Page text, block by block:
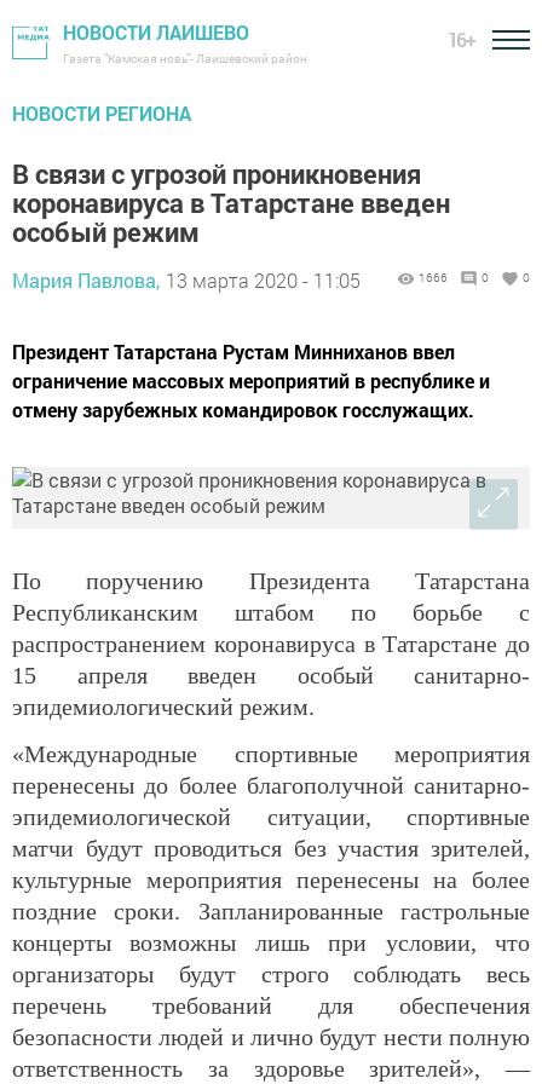
НОВОСТИ ЛАИШЕВО
Газета "Камская новь"- Лаишевский район
16+
НОВОСТИ РЕГИОНА
В связи с угрозой проникновения
коронавируса в Татарстане введен
особый режим
Мария Павлова, 13 марта 2020 - 11:05 1666 0 0
Президент Татарстана Рустам Минниханов ввел
ограничение массовых мероприятий в республике и
отмену зарубежных командировок госслужащих.
По поручению Президента Татарстана
Республиканским штабом по борьбе с
распространением коронавируса в Татарстане до
15 апреля введен особый санитарно-
эпидемиологический режим.
«Международные спортивные мероприятия
перенесены до более благополучной санитарно-
эпидемиологической ситуации, спортивные
матчи будут проводиться без участия зрителей,
культурные мероприятия перенесены на более
поздние сроки. Запланированные гастрольные
концерты возможны лишь при условии, что
организаторы будут строго соблюдать весь
перечень требований для обеспечения
безопасности людей и лично будут нести полную
ответственность за здоровье зрителей», —